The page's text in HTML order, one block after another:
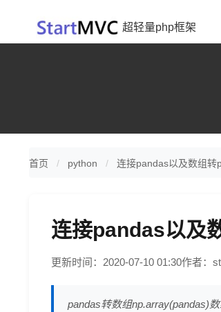
超轻量php框架
首页 python 连接pandas以及数组转
连接pandas以及
更新时间：2020-07-10 01:30作者：
pandas转数组np.array(pandas)